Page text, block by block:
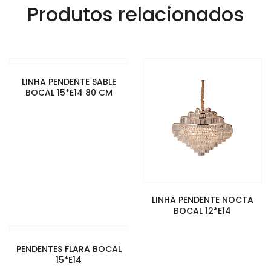
Produtos relacionados
LINHA PENDENTE SABLE
BOCAL 15*E14 80 CM
LINHA PENDENTE NOCTA
BOCAL 12*E14
PENDENTES FLARA BOCAL
15*E14